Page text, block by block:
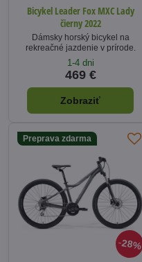
Bicykel Leader Fox MXC Lady
čierny 2022
Dámsky horský bicykel na
rekreačné jazdenie v prírode.
1-4 dni
469 €
Zobraziť
28%
Preprava zdarma